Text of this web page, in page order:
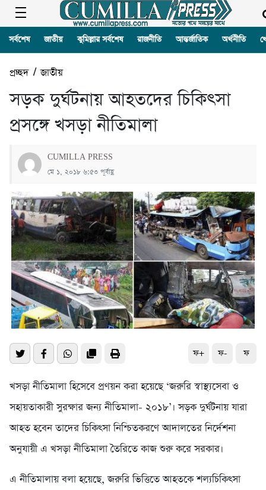
সর্বশেষ জাতীয় কুমিল্লার সর্বশেষ রাজনীতি আন্তর্জাতিক অর্থনীতি
প্রচ্ছদ/জাতীয়
সড়ক দুর্ঘটনায় আহতদের চিকিৎসা
প্রসঙ্গে খসড়া নীতিমালা
CUMILLA PRESS
মে ১, ২০১৮ ৬:৫৩ পূর্বাহ্ণ
ফ+ ফ- ফ
খসড়া নীতিমালা হিসেবে প্রণয়ন করা হয়েছে ‘জরুরি স্বাস্থ্যসেবা ও
সহায়তাকারী সুরক্ষার জন্য নীতিমালা- ২০১৮’। সড়ক দুর্ঘটনায় যারা
আহত হবেন তাদের চিকিৎসা নিশ্চিতকরণে আদালতের নির্দেশনা
অনুযায়ী এ খসড়া নীতিমালা তৈরিতে কাজ শুরু করে সরকার।
এ নীতিমালায় বলা হয়েছে, জরুরি ভিত্তিতে আহতকে শল্যচিকিৎসা